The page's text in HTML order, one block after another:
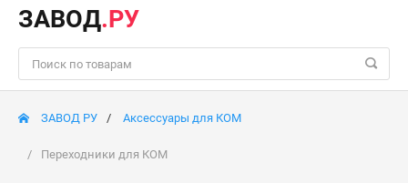
ЗАВОД.РУ
ЗАВОД РУ Аксессуары для КОМ
Переходники для КОМ